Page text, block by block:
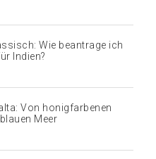
Wie beantrage ich
Indien?
Von honigfarbenen
Meer